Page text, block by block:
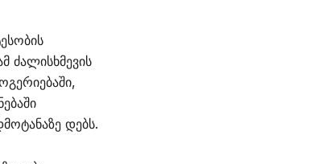
ძალისხმევის
დებს.